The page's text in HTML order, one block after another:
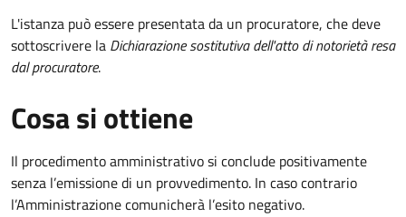
L'istanza può essere presentata da un procuratore, che deve
sottoscrivere la Dichiarazione sostitutiva dell'atto di notorietà resa
dal procuratore.
Cosa si ottiene
Il procedimento amministrativo si conclude positivamente
senza l’emissione di un provvedimento. In caso contrario
l’Amministrazione comunicherà l’esito negativo.